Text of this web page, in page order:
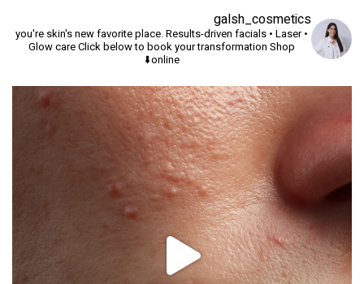
galsh_cosmetics
you're skin's new favorite place.Results-driven facials • Laser •
Glow careClick below to book your transformation Shop
online⬇️